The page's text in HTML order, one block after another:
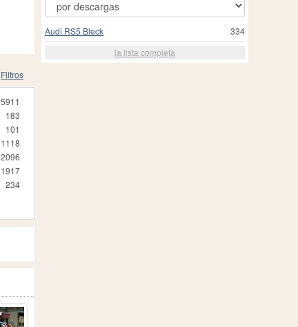
Filtros
5911
183
101
1118
2096
1917
234
334
Audi RS5 Bleck
la lista completa